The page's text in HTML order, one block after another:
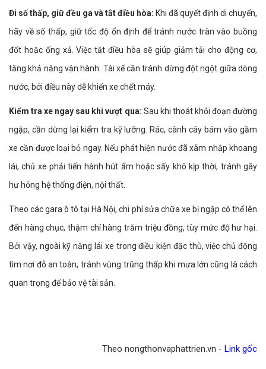
Đi số thấp, giữ đều ga và tắt điều hòa: Khi đã quyết định di chuyển,
hãy về số thấp, giữ tốc độ ổn định để tránh nước tràn vào buồng
đốt hoặc ống xả. Việc tắt điều hòa sẽ giúp giảm tải cho động cơ,
tăng khả năng vận hành. Tài xế cần tránh dừng đột ngột giữa dòng
nước, bởi điều này dễ khiến xe chết máy.
Kiểm tra xe ngay sau khi vượt qua: Sau khi thoát khỏi đoạn đường
ngập, cần dừng lại kiểm tra kỹ lưỡng. Rác, cành cây bám vào gầm
xe cần được loại bỏ ngay. Nếu phát hiện nước đã xâm nhập khoang
lái, chủ xe phải tiến hành hút ẩm hoặc sấy khô kịp thời, tránh gây
hư hỏng hệ thống điện, nội thất.
Theo các gara ô tô tại Hà Nội, chi phí sửa chữa xe bị ngập có thể lên
đến hàng chục, thậm chí hàng trăm triệu đồng, tùy mức độ hư hại.
Bởi vậy, ngoài kỹ năng lái xe trong điều kiện đặc thù, việc chủ động
tìm nơi đỗ an toàn, tránh vùng trũng thấp khi mưa lớn cũng là cách
quan trọng để bảo vệ tài sản.
Theo nongthonvaphattrien.vn - Link gốc